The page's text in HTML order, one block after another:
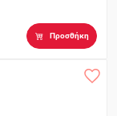
Προσθήκη